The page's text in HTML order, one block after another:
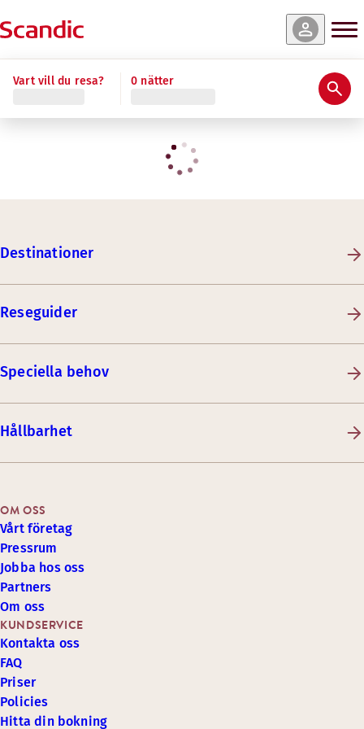
Vart vill du resa? 0 nätter
Destinationer
Reseguider
Speciella behov
Hållbarhet
KUNDSERVICE
Kontakta oss
FAQ
Priser
Policies
Hitta din bokning
OM OSS
Vårt företag
Pressrum
Jobba hos oss
Partners
Om oss